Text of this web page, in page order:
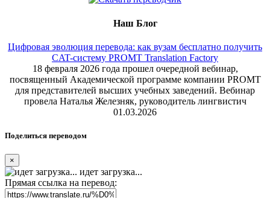
Наш Блог
Цифровая эволюция перевода: как вузам бесплатно получить
CAT-систему PROMT Translation Factory
18 февраля 2026 года прошел очередной вебинар,
посвященный Академической программе компании PROMT
для представителей высших учебных заведений. Вебинар
провела Наталья Железняк, руководитель лингвистич
01.03.2026
Поделиться переводом
×
идет загрузка...
Прямая ссылка на перевод: